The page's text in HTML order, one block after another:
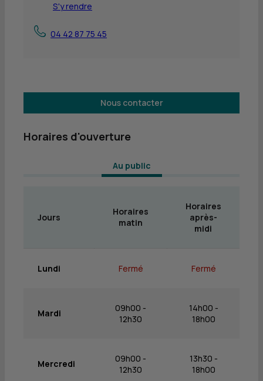
S'y rendre
04 42 87 75 45
Nous contacter
Horaires d'ouverture
Au public
Jours
Horaires
matin
Horaires
après-
midi
Lundi Fermé Fermé
Mardi
09h00 -
12h30
14h00 -
18h00
Mercredi
09h00 -
12h30
13h30 -
18h00